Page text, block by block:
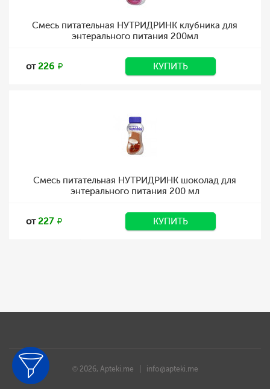
Смесь питательная НУТРИДРИНК клубника для
энтерального питания 200мл
от226 КУПИТЬ
Смесь питательная НУТРИДРИНК шоколад для
энтерального питания 200 мл
от227 КУПИТЬ
© 2026, Apteki.me | info@apteki.me